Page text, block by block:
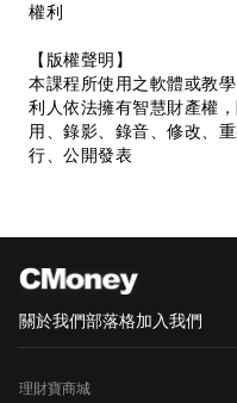
權利
【版權聲明】
本課程所使用之軟體或教
利人依法擁有智慧財產權
用、錄影、錄音、修改、
行、公開發表
關於我們部落格加入我們
理財寶商城